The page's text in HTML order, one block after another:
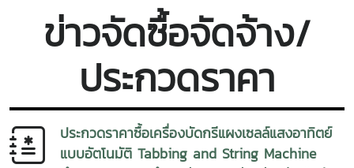
อากาศ การฝึกปฏิบัติจริง เพื่อเสริมสร้างทักษะในการใช้งานระบบ
ภายหลังการอบรม ได้มีพิธีลงนาม บันทึกข้อตกลงความร่วมมือ
(Memorandum of Understanding : MOU) ระหว่างหน่วยงาน
จากประเทศไทยและสาธารณรัฐประชาธิปไตยประชาชนลาว เพื่อ
สร้างเครือข่ายความร่วมมือด้านวิชาการ การวิจัยและนวัตกรรม
การพัฒนาหลักสูตร การฝึกอบรม การพัฒนาบุคลากร และการ
ส่งเสริมโรงเรียนต้นแบบด้านสิ่งแวดล้อมและพลังงานสะอาดใน
พื้นที่แขวงหลวงพระบางความร่วมมือครั้งนี้นับเป็นอีกก้าวสำคัญ
การลงมือปฏิบัติจริง โดยคณะวิทยากรได้ร่วมทำงานกับครู
บุคลากร และชุมชนในพื้นที่ เพื่อพัฒนาระบบพลังงานสะอาดให้
สามารถนำไปใช้งานได้อย่างมีประสิทธิภาพและเกิดความยั่งยืน
กิจกรรมสำคัญประกอบด้วย - ติดตั้งระบบสูบน้ำพลังงานแสง
อาทิตย์สำหรับใช้งานภายในโรงเรียน - ถ่ายทอดความรู้เกี่ยวกับ
หลักการออกแบบ การทำงาน และองค์ประกอบของระบบสูบน้ำ
พลังงานแสงอาทิตย์ - ฝึกปฏิบัติการติดตั้ง การใช้งาน และการ
บำรุงรักษาระบบร่วมกับครูและผู้เข้าร่วมกิจกรรม - สร้างการมี
ส่วนร่วมระหว่างสถาบันการศึกษา หน่วยงานภาครัฐ และชุมชน
ข่าวจัดซื้อจัดจ้าง/
ประกวดราคา
ประกวดราคาซื้อเครื่องบัดกรีแผงเซลล์แสงอาทิตย์
แบบอัตโนมัติ Tabbing and String Machine